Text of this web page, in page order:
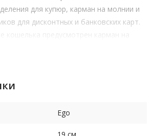
для купюр, карман на молнии и
для дисконтных и банковских карт.
кошелька предусмотрен карман на
18.5х9.х2.5см
Ego